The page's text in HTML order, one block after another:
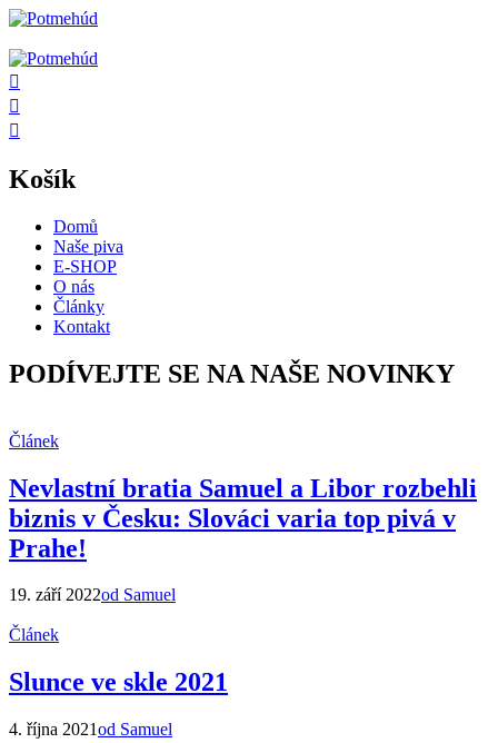
Košík
Domů
Naše piva
E-SHOP
O nás
Články
Kontakt
PODÍVEJTE SE NA NAŠE NOVINKY
Článek
Nevlastní bratia Samuel a Libor rozbehli
biznis v Česku: Slováci varia top pivá v
Prahe!
19. září 2022od Samuel
Článek
Slunce ve skle 2021
4. října 2021od Samuel